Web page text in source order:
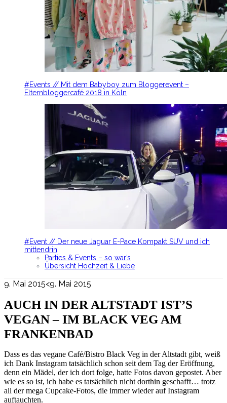
#Events // Mit dem Babyboy zum Bloggerevent –
Elternbloggercafé 2018 in Köln
#Event // Der neue Jaguar E-Pace Kompakt SUV und ich
mittendrin
Parties & Events – so war’s
Übersicht Hochzeit & Liebe
9. Mai 2015<9. Mai 2015
AUCH IN DER ALTSTADT IST’S
VEGAN – IM BLACK VEG AM
FRANKENBAD
Dass es das vegane Café/Bistro Black Veg in der Altstadt gibt, weiß
ich Dank Instagram tatsächlich schon seit dem Tag der Eröffnung,
denn ein Mädel, der ich dort folge, hatte Fotos davon gepostet. Aber
wie es so ist, ich habe es tatsächlich nicht dorthin geschafft… trotz
all der mega Cupcake-Fotos, die immer wieder auf Instagram
auftauchten.